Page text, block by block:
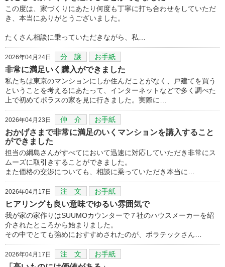
この度は、家づくりにあたり何度も丁寧に打ち合わせをしていただ
き、本当にありがとうございました。
たくさん相談に乗っていただきながら、私…
2026年04月24日 分 譲 お手紙
非常に満足いく購入ができました
私たちは東京のマンションにしか住んだことがなく、戸建てを買う
ということを考えるにあたって、インターネットなどで多く調べた
上で初めてポラスの家を見に行きました。実際に…
2026年04月23日 仲 介 お手紙
おかげさまで非常に満足のいくマンションを講入すること
ができました
担当の綱島さんがすべてにおいて迅速に対応していただき非常にス
ムーズに取引きすることができました。
また価格の交渉についても、相談に乗っていただき本当に…
2026年04月17日 注 文 お手紙
ヒアリングも良い意味でゆるい雰囲気で
我が家の家作りはSUUMOカウンターで７社のハウスメーカーを紹
介されたところから始まりました。
その中でとても強めにおすすめされたのが、ポラテックさん…
2026年04月17日 注 文 お手紙